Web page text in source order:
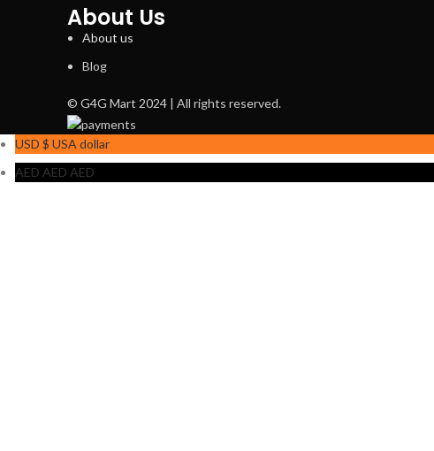
About Us
About us
Blog
© G4G Mart 2024 | All rights reserved.
USD $ USA dollar
AED AED AED